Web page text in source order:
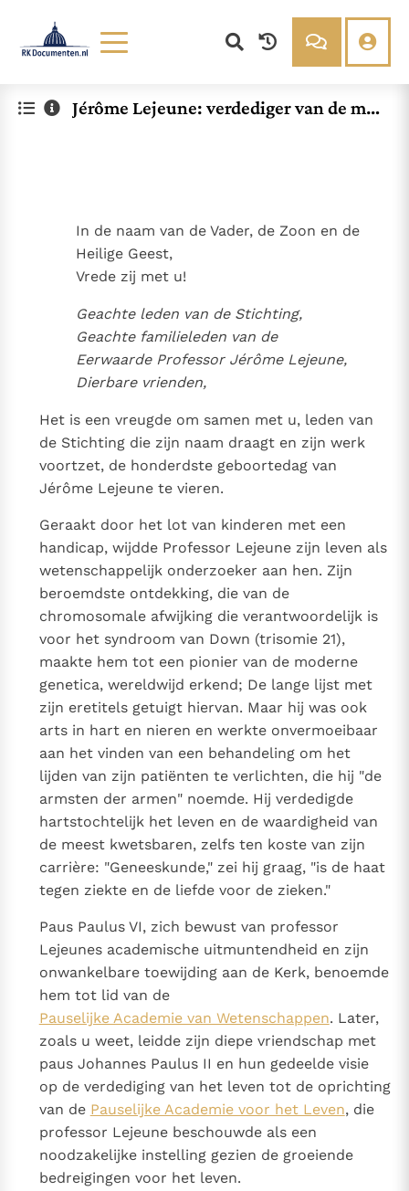
Documenten
Over RK Documenten
Nieuwste Documenten
Leer de kostbare parel van Gods koninkrijk te
herkennen
Gods Koninkrijk groeit stilletjes door liefde, niet door
De mystiek. De mystieke verschijnselen en de
Berichten
Paus naar Pavia om o.a. H. Augustinus te eren
van het Romeins martyrologium
Vaticaanse financiële waakhond verliest autonomie
Paus spreekt het Wereldvoedselprogramma toe
Paus Leo XIV in Pavia: "De stad is zowel een gave als
een taak"
RK Documenten stelt heel veel belangrijke
kerkelijke documenten van de Rooms
Katholieke Kerk in het Nederlands beschikbaar
en is volledig afhankelijk van donaties.
Ik help mee!
Jérôme Lejeune: verdediger van de me
In de naam van de Vader, de Zoon en de
Heilige Geest,
Vrede zij met u!
Geachte leden van de Stichting,
Geachte familieleden van de
Eerwaarde Professor Jérôme Lejeune,
Dierbare vrienden,
Het is een vreugde om samen met u, leden van
de Stichting die zijn naam draagt en zijn werk
voortzet, de honderdste geboortedag van
Jérôme Lejeune te vieren.
Geraakt door het lot van kinderen met een
handicap, wijdde Professor Lejeune zijn leven als
wetenschappelijk onderzoeker aan hen. Zijn
beroemdste ontdekking, die van de
chromosomale afwijking die verantwoordelijk is
voor het syndroom van Down (trisomie 21),
maakte hem tot een pionier van de moderne
genetica, wereldwijd erkend; De lange lijst met
zijn eretitels getuigt hiervan. Maar hij was ook
arts in hart en nieren en werkte onvermoeibaar
aan het vinden van een behandeling om het
lijden van zijn patiënten te verlichten, die hij "de
armsten der armen" noemde. Hij verdedigde
hartstochtelijk het leven en de waardigheid van
de meest kwetsbaren, zelfs ten koste van zijn
carrière: "Geneeskunde," zei hij graag, "is de haat
tegen ziekte en de liefde voor de zieken."
Paus Paulus VI, zich bewust van professor
Lejeunes academische uitmuntendheid en zijn
onwankelbare toewijding aan de Kerk, benoemde
hem tot lid van de
Pauselijke Academie van Wetenschappen. Later,
zoals u weet, leidde zijn diepe vriendschap met
paus Johannes Paulus II en hun gedeelde visie
op de verdediging van het leven tot de oprichting
van de Pauselijke Academie voor het Leven, die
professor Lejeune beschouwde als een
noodzakelijke instelling gezien de groeiende
bedreigingen voor het leven.